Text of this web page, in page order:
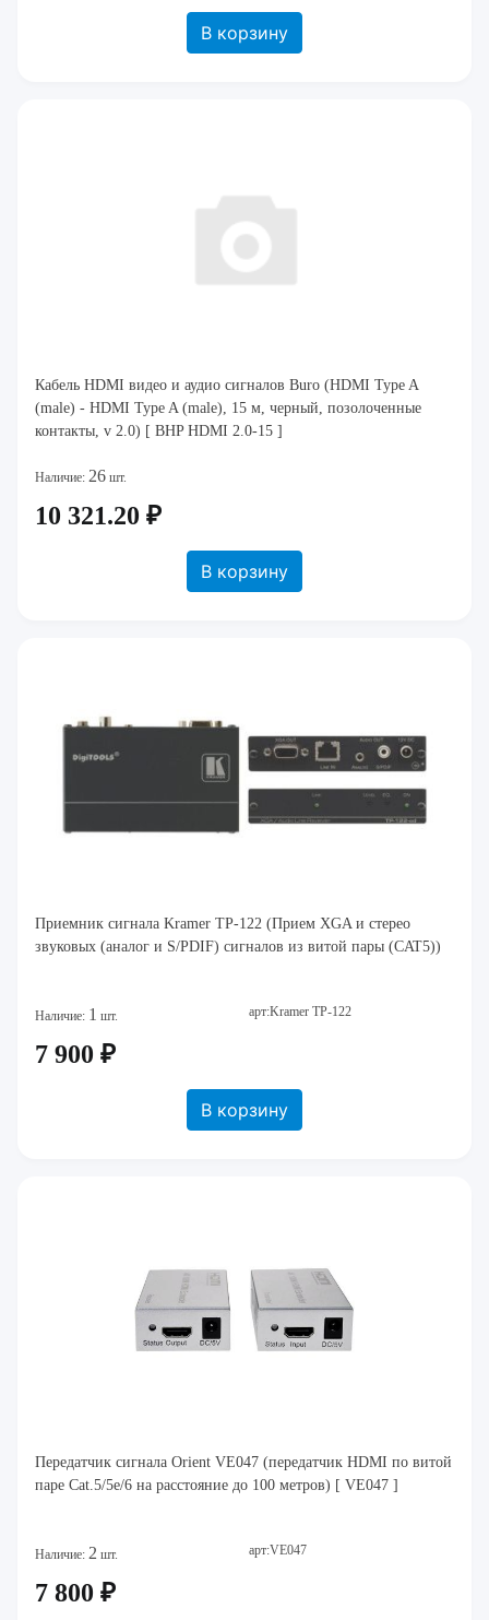
В корзину
Кабель HDMI видео и аудио сигналов Buro (HDMI Type A
(male) - HDMI Type A (male), 15 м, черный, позолоченные
контакты, v 2.0) [ BHP HDMI 2.0-15 ]
Наличие: 26 шт.
10 321.20 ₽
В корзину
Приемник сигнала Kramer TP-122 (Прием XGA и стерео
звуковых (аналог и S/PDIF) сигналов из витой пары (CAT5))
Наличие: 1 шт. арт:Kramer TP-122
7 900 ₽
В корзину
Передатчик сигнала Orient VE047 (передатчик HDMI по витой
паре Cat.5/5e/6 на расстояние до 100 метров) [ VE047 ]
Наличие: 2 шт. арт:VE047
7 800 ₽